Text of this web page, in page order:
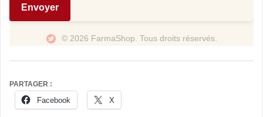
Envoyer
© 2026 FarmaShop. Tous droits réservés.
PARTAGER :
Facebook X